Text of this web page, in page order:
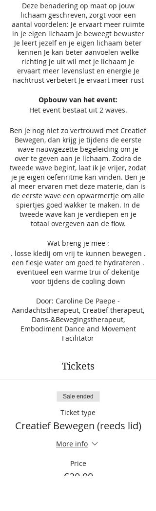
Deze benadering op maat op jouw
lichaam geschreven, zorgt voor een
aantal voordelen: Je ervaart meer ruimte
in je eigen lichaam Je beweegt bewuster
Je leert jezelf en je eigen lichaam beter
kennen Je kan beter aanvoelen welke
richting je uit wil met je lichaam Je
ervaart meer levenslust en energie Je
nachtrust verbetert Je ervaart meer rust
Opbouw van het event:
Het event bestaat uit 2 waves.
Ben je nog niet zo vertrouwd met Creatief
Bewegen, dan krijg je tijdens de eerste
wave nauwgezette begeleiding om je
over te geven aan je lichaam. Zodra de
tweede wave begint, laat ik je vrijer, zodat
je je eigen oefenritme kan vinden. Ben je
al meer ervaren met deze materie, dan is
de eerste wave een opwarmertje om alle
spiertjes goed wakker te maken. In de
tweede wave kan je verdiepen en je
totaal overgeven aan de flow.
Wat breng je mee :
. losse kledij om vrij te kunnen bewegen .
een flesje water om goed te hydrateren .
eventueel een warme trui of dekentje
voor tijdens de cooling down
Door: Caroline De Paepe -
Aandachtstherapeut, Creatief therapeut,
Dans-&Bewegingstherapeut,
Embodiment Dance and Movement
Facilitator
Tickets
Sale ended
Ticket type
Creatief Bewegen (reeds lid)
More info
Price
€20.00